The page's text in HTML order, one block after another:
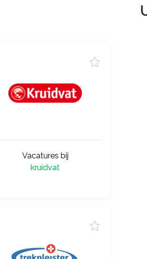
Vacatures bij
kruidvat